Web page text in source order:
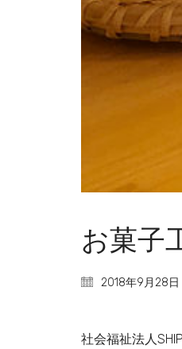
お菓子
2018年9月28日
社会福祉法人